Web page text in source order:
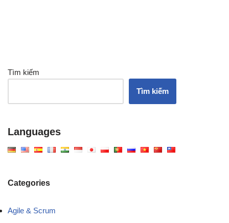
Tìm kiếm
Tìm kiếm
Languages
Categories
Agile & Scrum